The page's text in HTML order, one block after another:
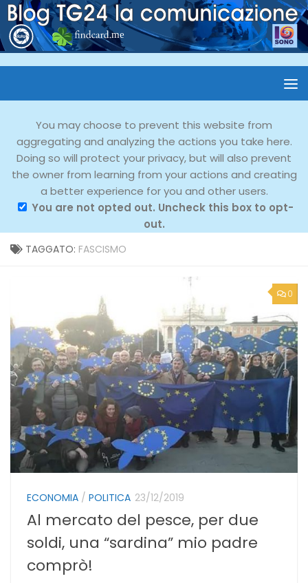
You may choose to prevent this website from
aggregating and analyzing the actions you take here.
Doing so will protect your privacy, but will also prevent
the owner from learning from your actions and creating
a better experience for you and other users.
You are not opted out. Uncheck this box to opt-
out.
TAGGATO: FASCISMO
0
ECONOMIA / POLITICA 23/12/2019
Al mercato del pesce, per due
soldi, una “sardina” mio padre
comprò!